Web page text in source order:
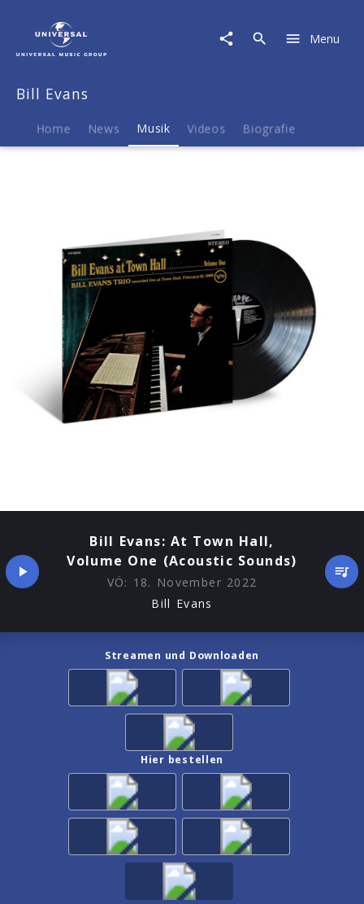
Musik
Bill
Town
Menu
Bill Evans
Home News Musik Videos Biografie
Bill Evans: At Town Hall,
Volume One (Acoustic Sounds)
VÖ: 18. November 2022
Bill Evans
Streamen und Downloaden
Hier bestellen